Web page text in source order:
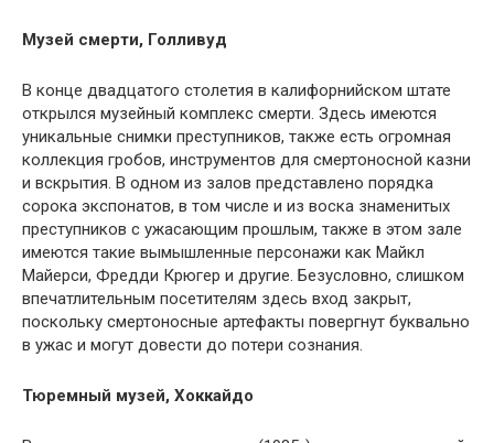
Музей смерти, Голливуд
В конце двадцатого столетия в калифорнийском штате
открылся музейный комплекс смерти. Здесь имеются
уникальные снимки преступников, также есть огромная
коллекция гробов, инструментов для смертоносной казни
и вскрытия. В одном из залов представлено порядка
сорока экспонатов, в том числе и из воска знаменитых
преступников с ужасающим прошлым, также в этом зале
имеются такие вымышленные персонажи как Майкл
Майерси, Фредди Крюгер и другие. Безусловно, слишком
впечатлительным посетителям здесь вход закрыт,
поскольку смертоносные артефакты повергнут буквально
в ужас и могут довести до потери сознания.
Тюремный музей, Хоккайдо